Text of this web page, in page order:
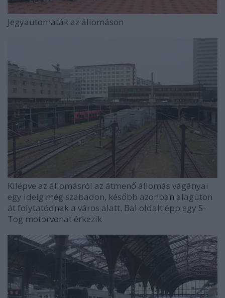
Jegyautomaták az állomáson
Kilépve az állomásról az átmenő állomás vágányai
egy ideig még szabadon, később azonban alagúton
át folytatódnak a város alatt. Bal oldalt épp egy S-
Tog motorvonat érkezik